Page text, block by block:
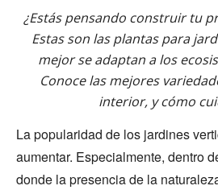
¿Estás pensando construir tu
Estas son las plantas para
mejor se adaptan a los
Conoce las mejores
interior, y cómo
La popularidad de los jardines
aumentar. Especialmente, dentro
donde la presencia de la